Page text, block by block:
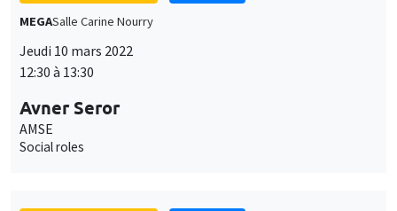
MEGASalle Carine Nourry
Jeudi 10 mars 2022
12:30 à 13:30
Avner Seror
AMSE
Social roles